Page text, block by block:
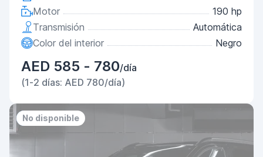
Motor
190 hp
Transmisión
Automática
Color del interior
Negro
AED 585 - 780/día
(1-2 días: AED 780/día)
Priority
No deposit
No disponible